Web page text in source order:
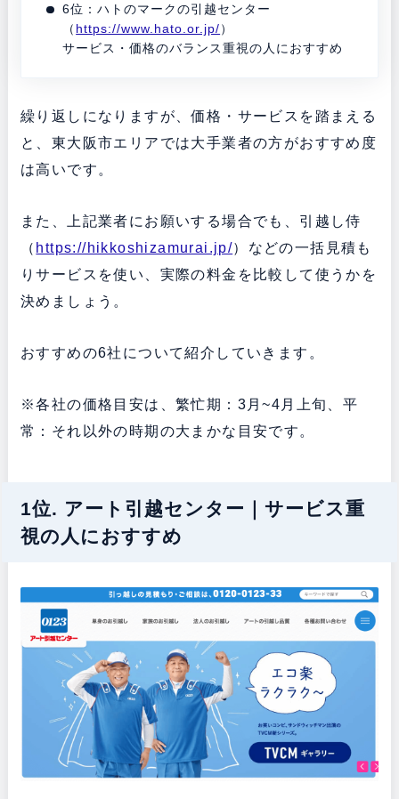
6位：ハトのマークの引越センター
（ https://www.hato.or.jp/）
サービス・価格のバランス重視の人におすすめ
繰り返しになりますが、価格・サービスを踏まえる
と、東大阪市エリアでは大手業者の方がおすすめ度
は高いです。
また、上記業者にお願いする場合でも、引越し侍
（ https://hikkoshizamurai.jp/）などの一括見積も
りサービスを使い、実際の料金を比較して使うかを
決めましょう。
おすすめの6社について紹介していきます。
※各社の価格目安は、繁忙期：3月~4月上旬、平
常：それ以外の時期の大まかな目安です。
1位. アート引越センター｜サービス重
視の人におすすめ